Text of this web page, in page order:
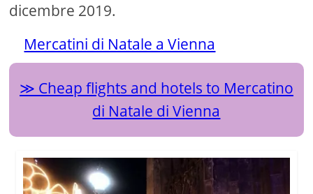
dicembre 2019.
Mercatini di Natale a Vienna
Cheap flights and hotels to Mercatino
di Natale di Vienna